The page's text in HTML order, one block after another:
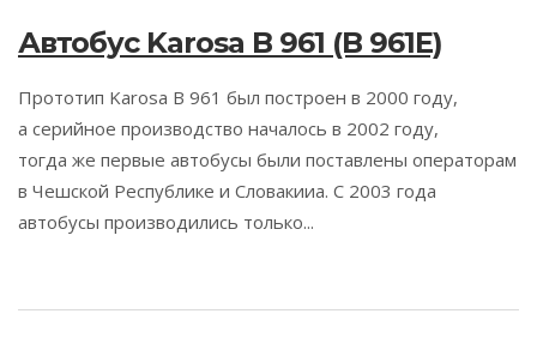
Автобус Karosa B 961 (B 961E)
Прототип Karosa B 961 был построен в 2000 году,
а серийное производство началось в 2002 году,
тогда же первые автобусы были поставлены операторам
в Чешской Республике и Словакииа. С 2003 года
автобусы производились только...